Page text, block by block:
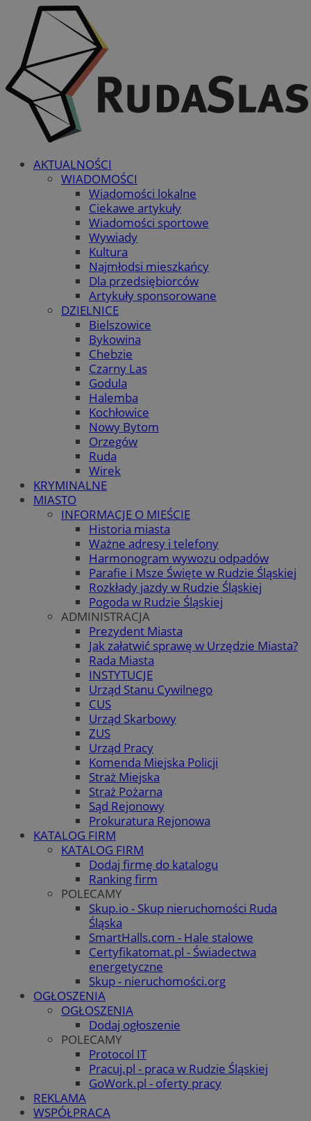
AKTUALNOŚCI
WIADOMOŚCI
Wiadomości lokalne
Ciekawe artykuły
Wiadomości sportowe
Wywiady
Kultura
Najmłodsi mieszkańcy
Dla przedsiębiorców
Artykuły sponsorowane
DZIELNICE
Bielszowice
Bykowina
Chebzie
Czarny Las
Godula
Halemba
Kochłowice
Nowy Bytom
Orzegów
Ruda
Wirek
KRYMINALNE
MIASTO
INFORMACJE O MIEŚCIE
Historia miasta
Ważne adresy i telefony
Harmonogram wywozu odpadów
Parafie i Msze Święte w Rudzie Śląskiej
Rozkłady jazdy w Rudzie Śląskiej
Pogoda w Rudzie Śląskiej
ADMINISTRACJA
Prezydent Miasta
Jak załatwić sprawę w Urzędzie Miasta?
Rada Miasta
INSTYTUCJE
Urząd Stanu Cywilnego
CUS
Urząd Skarbowy
ZUS
Urząd Pracy
Komenda Miejska Policji
Straż Miejska
Straż Pożarna
Sąd Rejonowy
Prokuratura Rejonowa
KATALOG FIRM
KATALOG FIRM
Dodaj firmę do katalogu
Ranking firm
POLECAMY
Skup.io - Skup nieruchomości Ruda
Śląska
SmartHalls.com - Hale stalowe
Certyfikatomat.pl - Świadectwa
energetyczne
Skup - nieruchomości.org
OGŁOSZENIA
OGŁOSZENIA
Dodaj ogłoszenie
POLECAMY
Protocol IT
Pracuj.pl - praca w Rudzie Śląskiej
GoWork.pl - oferty pracy
REKLAMA
WSPÓŁPRACA